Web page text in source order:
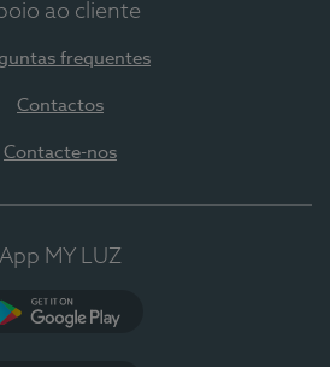
ao cliente
frequentes
Contactos
Contacte-nos
App MY LUZ